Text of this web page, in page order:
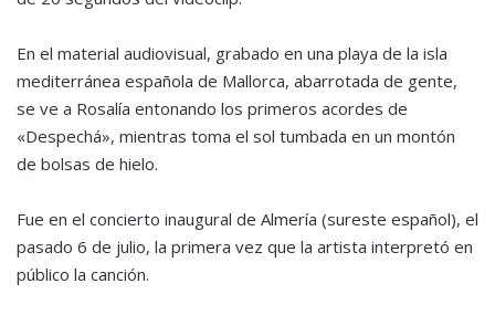
En el material audiovisual, grabado en una playa de la isla
mediterránea española de Mallorca, abarrotada de gente,
se ve a Rosalía entonando los primeros acordes de
«Despechá», mientras toma el sol tumbada en un montón
de bolsas de hielo.
Fue en el concierto inaugural de Almería (sureste español), el
pasado 6 de julio, la primera vez que la artista interpretó en
público la canción.